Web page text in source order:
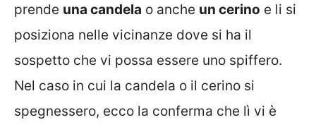
prende una candela o anche un cerino e li si
posiziona nelle vicinanze dove si ha il
sospetto che vi possa essere uno spiffero.
Nel caso in cui la candela o il cerino si
spegnessero, ecco la conferma che lì vi è